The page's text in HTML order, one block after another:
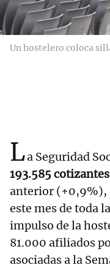
Un hostelero coloca
La Seguridad
193.585
anterior (+0,9%),
este mes de toda
impulso de la
81.000 afiliados
asociadas a la